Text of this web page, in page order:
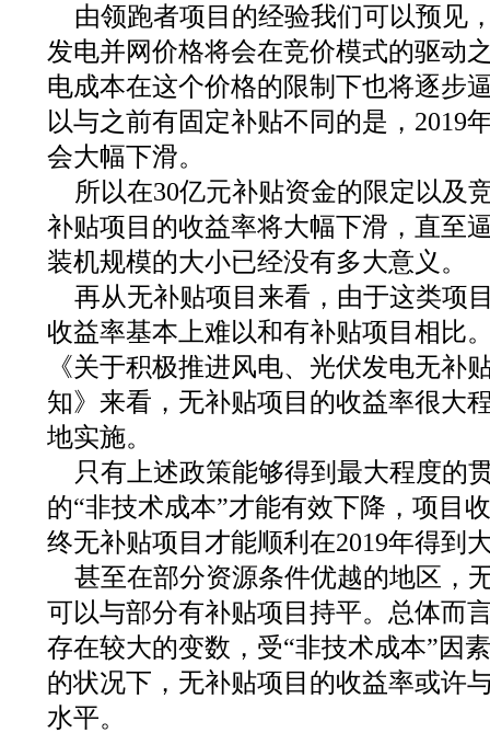
由领跑者项目的经验我们可以预见
发电并网价格将会在竞价模式的驱动
电成本在这个价格的限制下也将逐步
以与之前有固定补贴不同的是，2019
会大幅下滑。
所以在30亿元补贴资金的限定以及
补贴项目的收益率将大幅下滑，直至
装机规模的大小已经没有多大意义。
再从无补贴项目来看，由于这类项
收益率基本上难以和有补贴项目相比
《关于积极推进风电、光伏发电无补
知》来看，无补贴项目的收益率很大
地实施。
只有上述政策能够得到最大程度的
的“非技术成本”才能有效下降，项目
终无补贴项目才能顺利在2019年得到
甚至在部分资源条件优越的地区，
可以与部分有补贴项目持平。总体而
存在较大的变数，受“非技术成本”因
的状况下，无补贴项目的收益率或许
水平。